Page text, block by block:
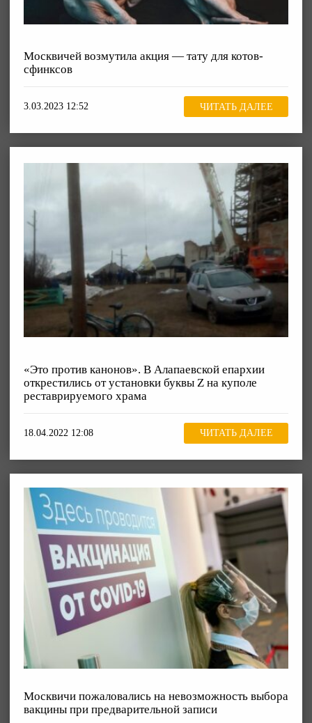
Москвичей возмутила акция — тату для котов-
сфинксов
3.03.2023 12:52 ЧИТАТЬ ДАЛЕЕ
«Это против канонов». В Алапаевской епархии
открестились от установки буквы Z на куполе
реставрируемого храма
18.04.2022 12:08 ЧИТАТЬ ДАЛЕЕ
Москвичи пожаловались на невозможность выбора
вакцины при предварительной записи